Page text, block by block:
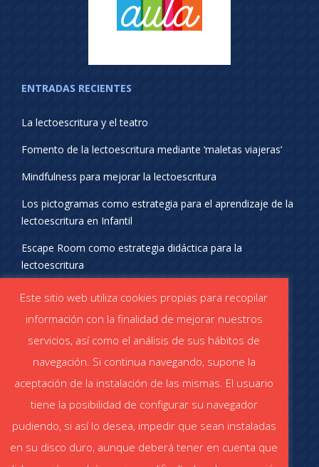
ENTRADAS RECIENTES
La lectoescritura y el teatro
Fomento de la lectoescritura mediante ‘maletas viajeras’
Mindfulness para mejorar la lectoescritura
Los pictogramas como estrategia para el aprendizaje de la
lectoescritura en Infantil
Escape Room como estrategia didáctica para la
lectoescritura
¡SÍGUENOS EN REDES SOCIALES!
Catálogo STABILO (PDF) Catálogo ESCOLAR (PDF)
Este sitio web utiliza cookies propias para recopilar
información con la finalidad de mejorar nuestros
servicios, así como el análisis de sus hábitos de
navegación. Si continua navegando, supone la
aceptación de la instalación de las mismas. El usuario
tiene la posibilidad de configurar su navegador
pudiendo, si así lo desea, impedir que sean instaladas
en su disco duro, aunque deberá tener en cuenta que